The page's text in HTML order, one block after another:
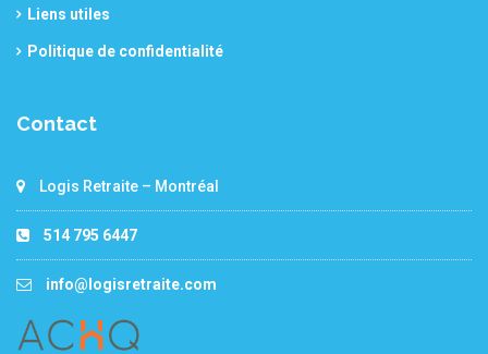
Liens utiles
Politique de confidentialité
Contact
Logis Retraite – Montréal
514 795 6447
info@logisretraite.com